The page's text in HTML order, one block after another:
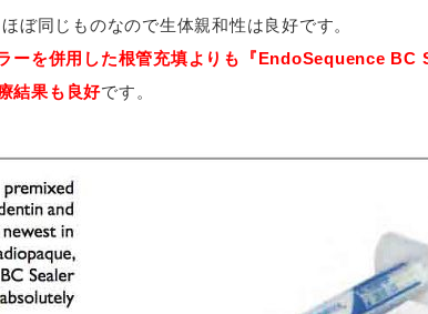
ぼ同じものなので生体親和性は良好です。
ーを併用した根管充填よりも『EndoSequence
結果も良好です。